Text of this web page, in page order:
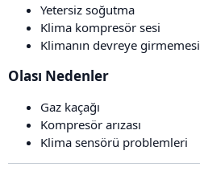
Yetersiz soğutma
Klima kompresör sesi
Klimanın devreye girmemesi
Olası Nedenler​
Gaz kaçağı
Kompresör arızası
Klima sensörü problemleri